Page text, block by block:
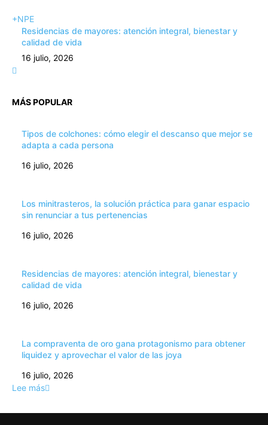
+NPE
Residencias de mayores: atención integral, bienestar y
calidad de vida
16 julio, 2026
MÁS POPULAR
Tipos de colchones: cómo elegir el descanso que mejor se
adapta a cada persona
16 julio, 2026
Los minitrasteros, la solución práctica para ganar espacio
sin renunciar a tus pertenencias
16 julio, 2026
Residencias de mayores: atención integral, bienestar y
calidad de vida
16 julio, 2026
La compraventa de oro gana protagonismo para obtener
liquidez y aprovechar el valor de las joya
16 julio, 2026
Lee más